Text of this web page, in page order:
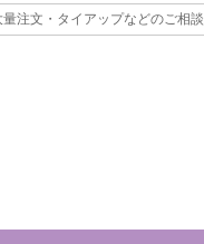
量注文・タイアップなどのご相談